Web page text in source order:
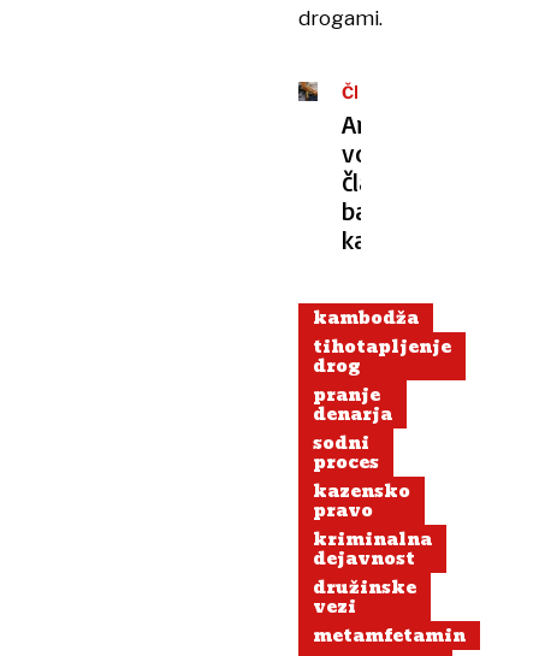
drogami.
ČRNA
GORA
Aretirali
vodilnega
člana
balkanskega
kartela
kambodža
tihotapljenje
drog
pranje
denarja
sodni
proces
kazensko
pravo
kriminalna
dejavnost
družinske
vezi
metamfetamin